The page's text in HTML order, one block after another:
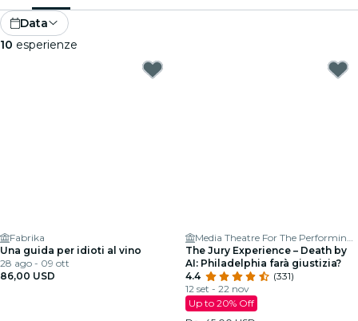
Data
10 esperienze
Fabrika
Una guida per idioti al vino
28 ago - 09 ott
86,00 USD
Media Theatre For The Performing Arts
The Jury Experience – Death by
AI: Philadelphia farà giustizia?
4.4
(331)
12 set - 22 nov
Up to 20% Off